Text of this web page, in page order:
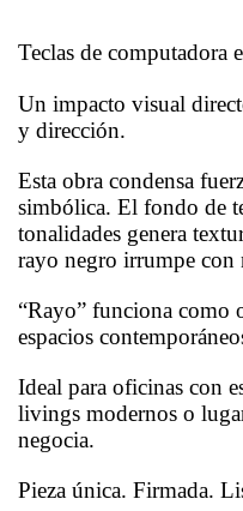
Teclas de computadora
Un impacto visual
y dirección.
Esta obra condensa
simbólica. El fondo de
tonalidades genera
rayo negro irrumpe con
“Rayo” funciona como
espacios
Ideal para oficinas con
livings modernos o
negocia.
Pieza única. Firmada.